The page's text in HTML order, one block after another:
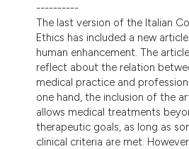
----------
The last version of the Italian
Ethics has included a new
human enhancement. The
reflect about the relation
medical practice and
one hand, the inclusion of the
allows medical treatments
therapeutic goals, as long as
clinical criteria are met.